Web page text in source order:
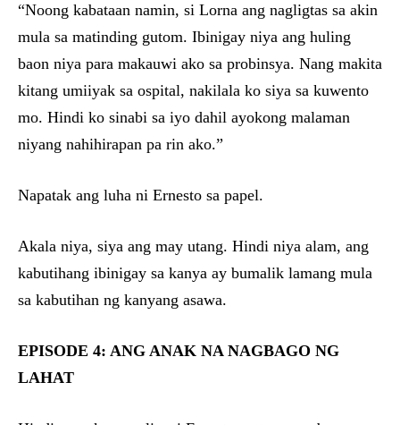
“Noong kabataan namin, si Lorna ang nagligtas sa akin
mula sa matinding gutom. Ibinigay niya ang huling
baon niya para makauwi ako sa probinsya. Nang makita
kitang umiiyak sa ospital, nakilala ko siya sa kuwento
mo. Hindi ko sinabi sa iyo dahil ayokong malaman
niyang nahihirapan pa rin ako.”
Napatak ang luha ni Ernesto sa papel.
Akala niya, siya ang may utang. Hindi niya alam, ang
kabutihang ibinigay sa kanya ay bumalik lamang mula
sa kabutihan ng kanyang asawa.
EPISODE 4: ANG ANAK NA NAGBAGO NG
LAHAT